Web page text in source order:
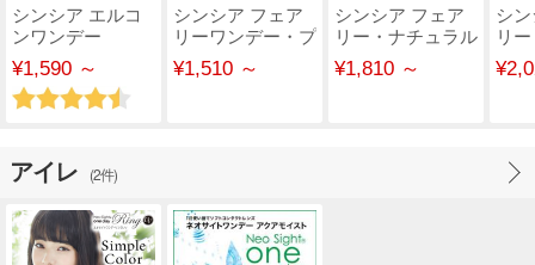
シンシア エルコ
ンワンデー
38【30枚入り】
¥1,590 ～
シンシア フェア
リーワンデー・プ
リンセス
¥1,510 ～
シンシア フェア
リー・ナチュラル
FAIRY Natural 【..
¥1,810 ～
シ
リ
【..
アイレ (2件)